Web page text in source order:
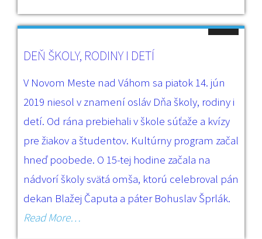
DEŇ ŠKOLY, RODINY I DETÍ
V Novom Meste nad Váhom sa piatok 14. jún
2019 niesol v znamení osláv Dňa školy, rodiny i
detí. Od rána prebiehali v škole súťaže a kvízy
pre žiakov a študentov. Kultúrny program začal
hneď poobede. O 15-tej hodine začala na
nádvorí školy svätá omša, ktorú celebroval pán
dekan Blažej Čaputa a páter Bohuslav Šprlák.
Read More…